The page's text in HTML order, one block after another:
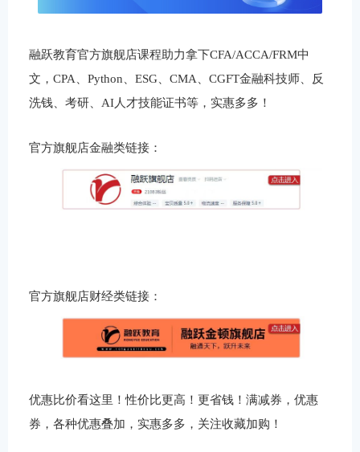
融跃教育官方旗舰店课程助力拿下CFA/ACCA/FRM中
文，CPA、Python、ESG、CMA、CGFT金融科技师、反
洗钱、考研、AI人才技能证书等，实惠多多！
官方旗舰店金融类链接：
官方旗舰店财经类链接：
优惠比价看这里！性价比更高！更省钱！满减券，优惠
券，各种优惠叠加，实惠多多，关注收藏加购！